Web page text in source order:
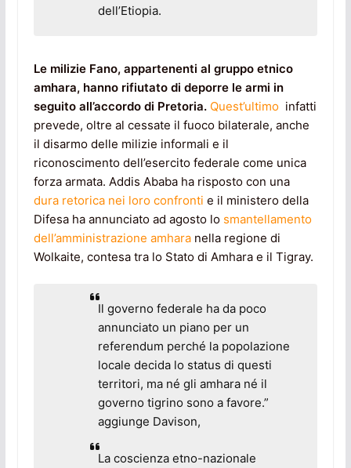
dell’Etiopia.
Le milizie Fano, appartenenti al gruppo etnico
amhara, hanno rifiutato di deporre le armi in
seguito all’accordo di Pretoria. Quest’ultimoinfatti
prevede, oltre al cessate il fuoco bilaterale, anche
il disarmo delle milizie informali e il
riconoscimento dell’esercito federale come unica
forza armata. Addis Ababa ha risposto con una
dura retorica nei loro confronti e il ministero della
Difesa ha annunciato ad agosto lo smantellamento
dell’amministrazione amharanella regione di
Wolkaite, contesa tra lo Stato di Amhara e il Tigray.
Il governo federale ha da poco
annunciato un piano per un
referendum perché la popolazione
locale decida lo status di questi
territori, ma né gli amhara né il
governo tigrino sono a favore.”
aggiunge Davison,
La coscienza etno-nazionale